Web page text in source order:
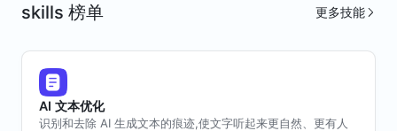
应用
skills 榜单 更多技能
AI 文本优化
识别和去除 AI 生成文本的痕迹,使文字听起来更自然、更有人